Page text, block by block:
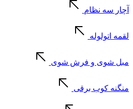
آچار سه نظام
لقمه اتولوله
مبل شوی و فرش شوی
منگنه کوب برقی